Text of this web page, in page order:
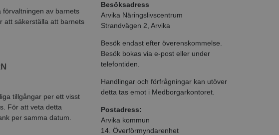
förvaltningen av barnets
att säkerställa att barnets
tillgångar per ett visst
För att veta detta
per samma datum.
Besöksadress
Arvika Näringslivscentrum
Strandvägen 2, Arvika
Besök endast efter överenskommelse.
Besök bokas via e-post eller under
telefontiden.
Handlingar och förfrågningar kan utöver
detta tas emot i Medborgarkontoret.
Postadress:
Arvika kommun
14. Överförmyndarenhet